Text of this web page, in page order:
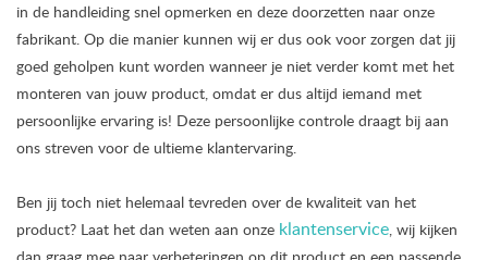
in de handleiding snel opmerken en deze doorzetten naar onze
fabrikant. Op die manier kunnen wij er dus ook voor zorgen dat jij
goed geholpen kunt worden wanneer je niet verder komt met het
monteren van jouw product, omdat er dus altijd iemand met
persoonlijke ervaring is! Deze persoonlijke controle draagt bij aan
ons streven voor de ultieme klantervaring.
Ben jij toch niet helemaal tevreden over de kwaliteit van het
product? Laat het dan weten aan onze klantenservice, wij kijken